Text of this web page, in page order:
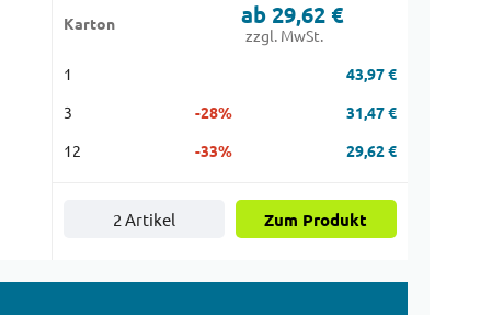
Karton ab 29,62 €
zzgl. MwSt.
1 43,97 €
3 -28% 31,47 €
12 -33% 29,62 €
2 Artikel Zum Produkt